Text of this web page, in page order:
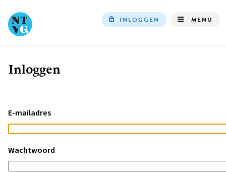
INLOGGEN MENU
Kruimelpad
Inloggen
E-mailadres
Wachtwoord